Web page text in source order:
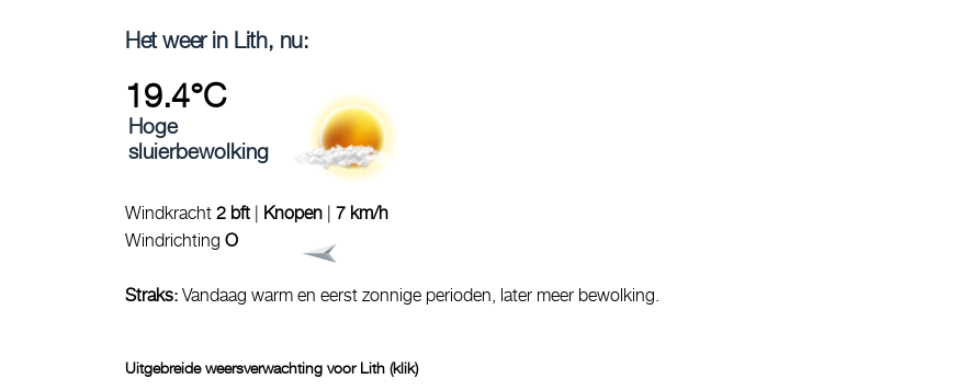
Het weer in Lith, nu:
19.4°C
Hoge
sluierbewolking
Windkracht 2 bft | Knopen | 7 km/h
Windrichting O
Straks: Vandaag warm en eerst zonnige perioden, later meer bewolking.
Uitgebreide weersverwachting voor Lith (klik)